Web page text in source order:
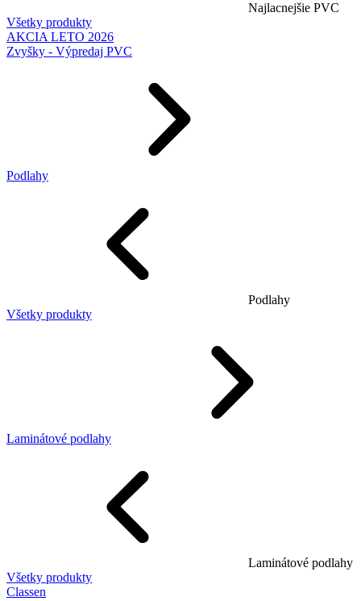
Najlacnejšie PVC
Všetky produkty
AKCIA LETO 2026
Zvyšky - Výpredaj PVC
Podlahy
Podlahy
Všetky produkty
Laminátové podlahy
Laminátové podlahy
Všetky produkty
Classen